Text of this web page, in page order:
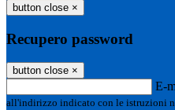
button close ×
Recupero password
button close ×
E-
all'indirizzo indicato con le istruzioni